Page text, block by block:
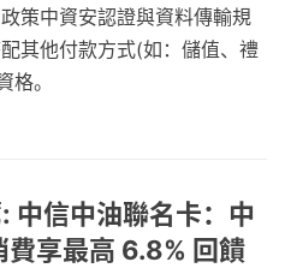
策中資安認證與資料傳輸規
其他付款方式(如：儲值、禮
。
中信中油聯名卡：中
享最高 6.8% 回饋